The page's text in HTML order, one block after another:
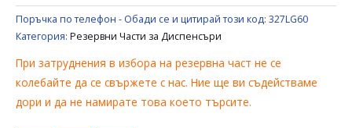
Поръчка по телефон - Обади се и цитирай този код: 327LG60
Категория: Резервни Части за Диспенсъри
При затруднения в избора на резервна част не се
колебайте да се свържете с нас. Ние ще ви съдействаме
дори и да не намирате това което търсите.